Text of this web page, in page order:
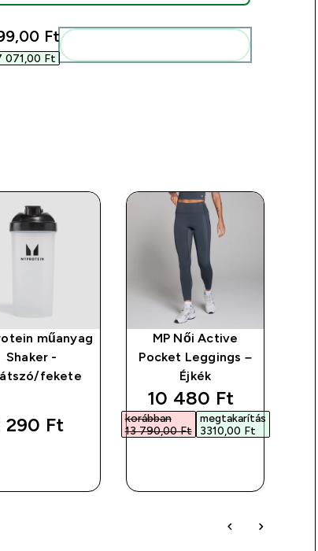
Ft‎
071,00 Ft‎
műanyag
Shaker -
fekete
290 Ft‎
MP Női Active
Pocket Leggings –
Éjkék
discounted price
10 480 Ft‎
korábban
13 790,00 Ft‎
megtakarítás
3310,00 Ft‎